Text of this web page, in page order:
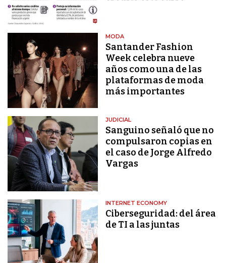
MODA
Santander Fashion
Week celebra nueve
años como una de las
plataformas de moda
más importantes
JUDICIAL
Sanguino señaló que no
compulsaron copias en
el caso de Jorge Alfredo
Vargas
INTERNET ECONOMY
Ciberseguridad: del área
de TI a las juntas